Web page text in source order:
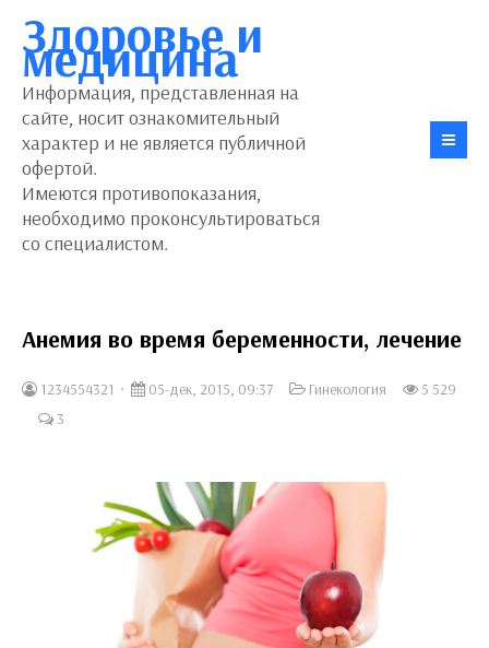
Здоровье и
медицина
Информация, представленная на
сайте, носит ознакомительный
характер и не является публичной
офертой.
Имеются противопоказания,
необходимо проконсультироваться
со специалистом.
Анемия во время беременности, лечение
1234554321 05-дек, 2015, 09:37 Гинекология
5 529
3